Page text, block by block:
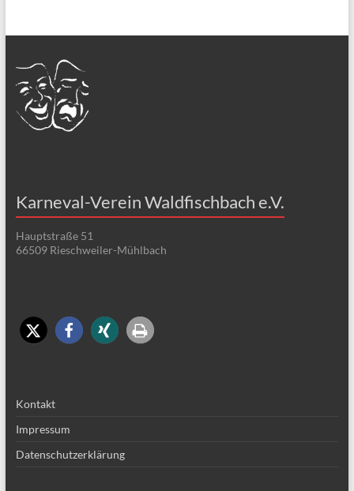
Karneval-Verein Waldfischbach e.V.
Hauptstraße 51
66509 Rieschweiler-Mühlbach
Kontakt
Impressum
Datenschutzerklärung